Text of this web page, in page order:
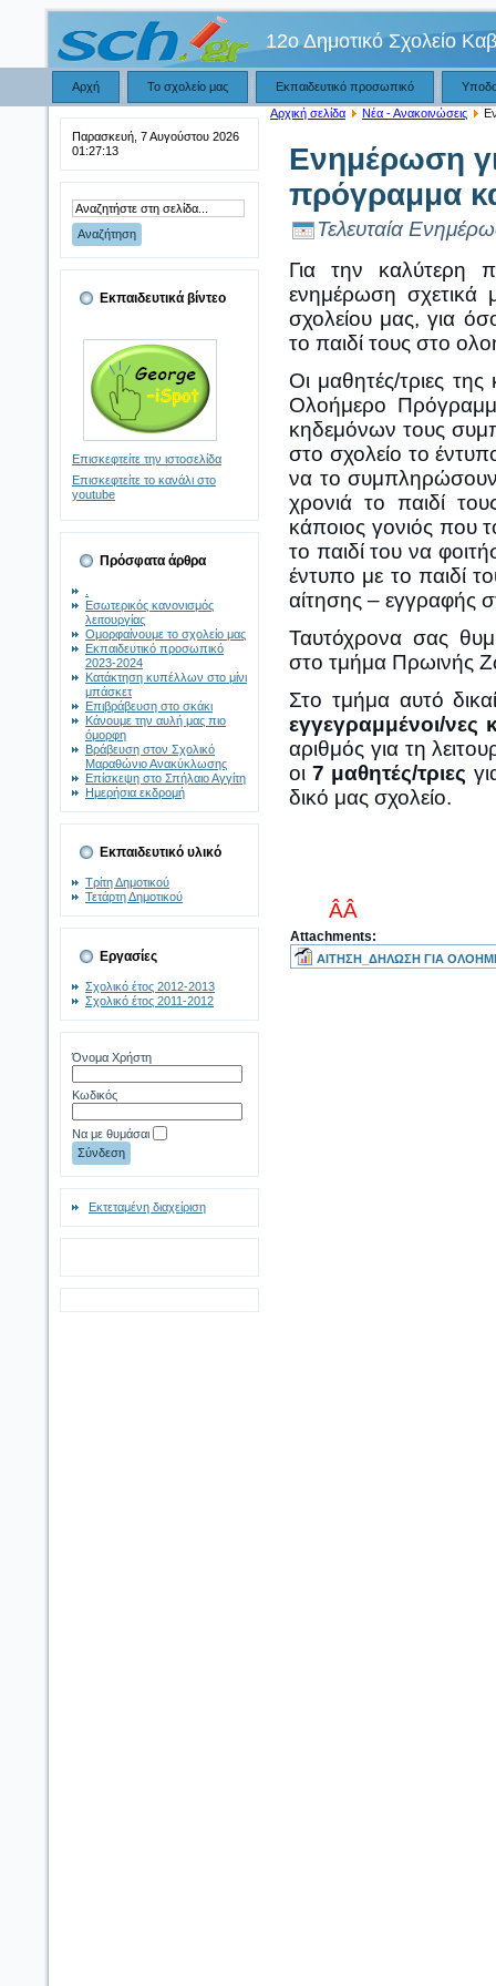
12ο Δημοτικό Σχολείο
Αρχή Το σχολείο μας Εκπαιδευτικό προσωπικό
Παρασκευή, 7 Αυγούστου 2026
01:27:14
Εκπαιδευτικά βίντεο
Επισκεφτείτε την ιστοσελίδα
Επισκεφτείτε το κανάλι στο
youtube
Πρόσφατα άρθρα
Εσωτερικός κανονισμός
λειτουργίας
Ομορφαίνουμε το σχολείο μας
Εκπαιδευτικό προσωπικό
2023-2024
Κατάκτηση κυπέλλων στο μίνι
μπάσκετ
Επιβράβευση στο σκάκι
Κάνουμε την αυλή μας πιο
όμορφη
Βράβευση στον Σχολικό
Μαραθώνιο Ανακύκλωσης
Επίσκεψη στο Σπήλαιο Αγγίτη
Ημερήσια εκδρομή
Εκπαιδευτικό υλικό
Τρίτη Δημοτικού
Τετάρτη Δημοτικού
Εργασίες
Σχολικό έτος 2012-2013
Σχολικό έτος 2011-2012
Όνομα Χρήστη
Κωδικός
Να με θυμάσαι
Εκτεταμένη διαχείριση
Αρχική σελίδα Νέα - Ανακοινώσεις
Ενημέρωση
πρόγραμμα
Τελευταία
Για την καλύτερη
ενημέρωση σχετικά
σχολείου μας, για
το παιδί τους στο
Οι μαθητές/τριες
Ολοήμερο
κηδεμόνων τους
στο σχολείο το
να το συμπληρώσουν
χρονιά το παιδί
κάποιος γονιός που
το παιδί του να
έντυπο με το παιδί
αίτησης – εγγραφής
Ταυτόχρονα σας
στο τμήμα Πρωινής
Στο τμήμα αυτό
εγγεγραμμένοι/
αριθμός για τη
οι7 μαθητές/τριες
δικό μας σχολείο.
ÂÂ
Attachments:
ΑΙΤΗΣΗ_ΔΗΛΩΣΗ ΓΙΑ